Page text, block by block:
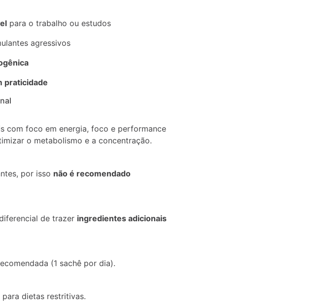
para o trabalho ou estudos
agressivos
praticidade
com foco em energia, foco e performance
o metabolismo e a concentração.
por isso não é recomendado
de trazer ingredientes adicionais
(1 sachê por dia).
dietas restritivas.